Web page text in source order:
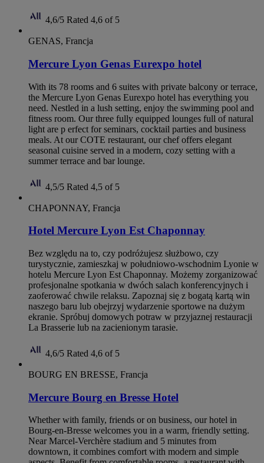
4,6/5 Rated 4,6 of 5
GENAS, Francja
Mercure Lyon Genas Eurexpo hotel
With its 78 rooms and 6 suites with private balcony or terrace,
the Mercure Lyon Genas Eurexpo hotel has everything you
need. Nestled in a lush setting, enjoy the swimming pool and
fitness room. Our three fully equipped lounges full of natural
light are p erfect for seminars, cocktail parties and business
meals. At our COTE restaurant, our chef offers elegant
seasonal cuisine served in a modern, cozy setting with a
summer terrace and bar lounge.
4,5/5 Rated 4,5 of 5
CHAPONNAY, Francja
Hotel Mercure Lyon Est Chaponnay
Bez względu na to, czy podróżujesz służbowo, czy
turystycznie, zamieszkaj w południowo-wschodnim Lyonie w
hotelu Mercure Lyon Est Chaponnay. Możemy zorganizować
profesjonalne spotkania w dwóch salach konferencyjnych i
zaoferować chwile relaksu. Zapoznaj się z bogatą kartą win
naszego baru lub obejrzyj wydarzenie sportowe na dużym
ekranie. Spróbuj domowych potraw w przyjaznej restauracji
La Brasserie lub na zacienionym tarasie.
4,6/5 Rated 4,6 of 5
BOURG EN BRESSE, Francja
Mercure Bourg en Bresse Hotel
Whether with family, friends or on business, our hotel in
Bourg-en-Bresse welcomes you in a warm, friendly setting.
Near Marcel-Verchère stadium and 5 minutes from
downtown, it combines comfort with modern and simple